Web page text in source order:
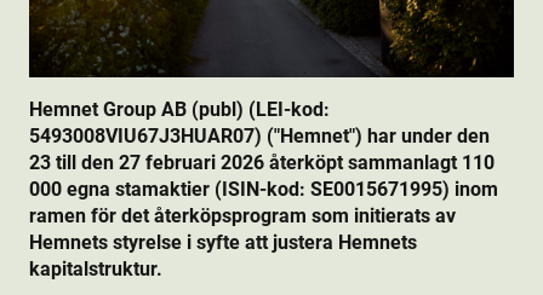
Hemnet Group AB (publ) (LEI-kod:
5493008VIU67J3HUAR07) ("Hemnet") har under den
23 till den 27 februari 2026 återköpt sammanlagt 110
000 egna stamaktie­r (ISIN-kod: SE0015671995) inom
ramen för det återköpsprogram som initierats av
Hemnets styrelse i syfte att justera Hemnets
kapitalstruktur.